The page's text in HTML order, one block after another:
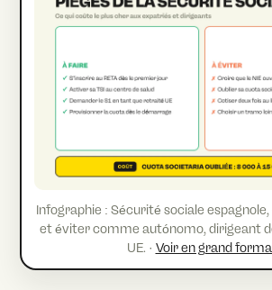
Infographie : Sécurité sociale espagnole,
et éviter comme autónomo, dirigeant
UE. · Voir en grand